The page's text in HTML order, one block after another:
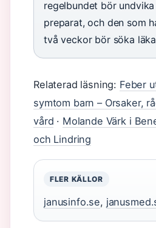
regelbundet bör
preparat, och den som
två veckor bör söka
Relaterad läsning: Feber
symtom barn – Orsaker,
vård · Molande Värk i
och Lindring
FLER KÄLLOR
janusinfo.se,